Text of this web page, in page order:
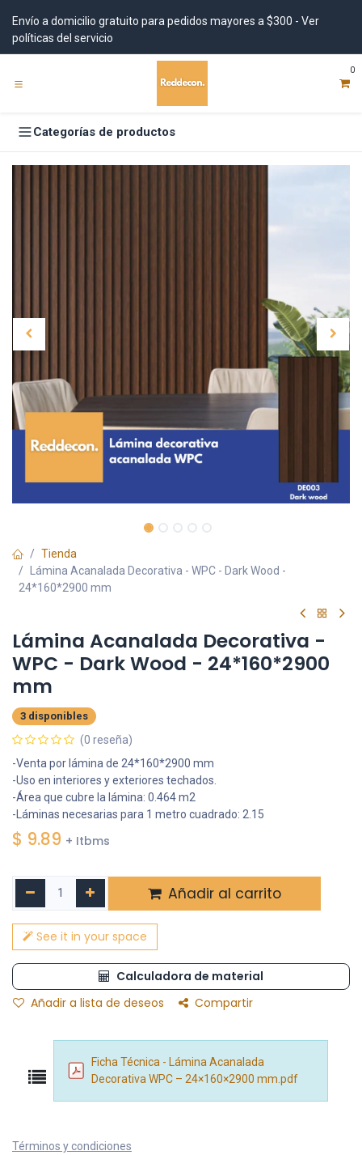
Envío a domicilio gratuito para pedidos mayores a $300 - Ver
políticas del servicio
0
Categorías de productos
Tienda
Lámina Acanalada Decorativa - WPC - Dark Wood -
24*160*2900 mm
Lámina Acanalada Decorativa -
WPC - Dark Wood - 24*160*2900
mm
3 disponibles
(0 reseña)
-Venta por lámina de 24*160*2900 mm
-Uso en interiores y exteriores techados.
-Área que cubre la lámina: 0.464 m2
-Láminas necesarias para 1 metro cuadrado: 2.15
$ 9.89 + Itbms
Añadir al carrito
See it in your space
Calculadora de material
Añadir a lista de deseos
Compartir
Ficha Técnica - Lámina Acanalada
Decorativa WPC – 24×160×2900 mm.pdf
Términos y condiciones